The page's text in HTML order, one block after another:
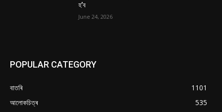
হ’ব
June 24, 2026
POPULAR CATEGORY
বাতৰি
1101
আলোকচিত্ৰ
535